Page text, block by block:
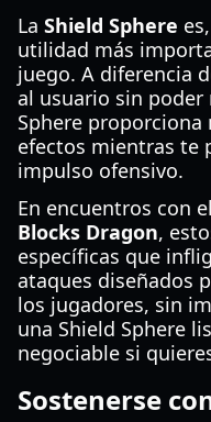
La Shield Sphere
utilidad más
juego. A diferencia
al usuario sin poder
Sphere
efectos mientras te
impulso ofensivo.
En encuentros con el
Blocks Dragon,
específicas que
ataques diseñados
los jugadores, sin
una Shield Sphere
negociable si
Sostenerse